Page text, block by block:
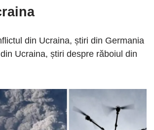
din Ucraina, știri din Germania
Ucraina, știri despre răboiul din